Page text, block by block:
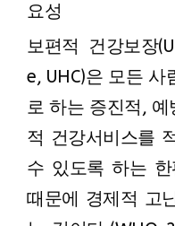
요성
보편적 건강보장
e, UHC)은 모든 사
로 하는 증진적,
적 건강서비스를
수 있도록 하는
때문에 경제적 고